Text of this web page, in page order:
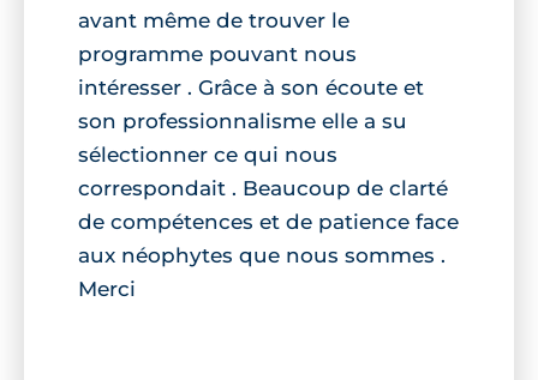
avant même de trouver le
programme pouvant nous
intéresser . Grâce à son écoute et
son professionnalisme elle a su
sélectionner ce qui nous
correspondait . Beaucoup de clarté
de compétences et de patience face
aux néophytes que nous sommes .
Merci